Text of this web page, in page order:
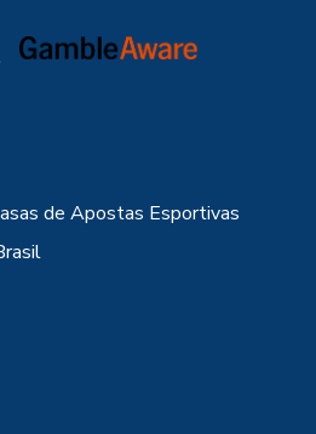
de Apostas Esportivas